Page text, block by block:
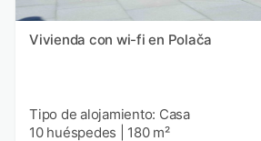
Vivienda con wi-fi en Polača
Tipo de alojamiento: Casa
10 huéspedes
180 m²